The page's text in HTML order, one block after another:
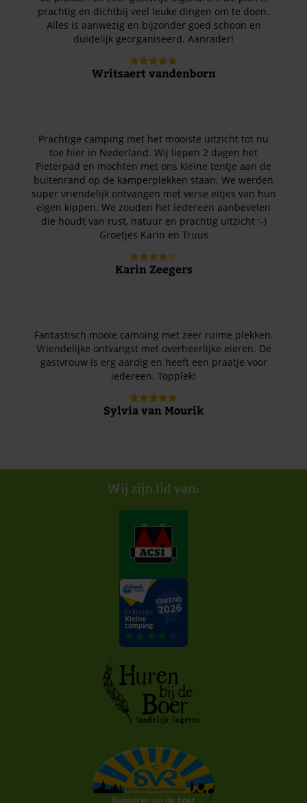
prachtig en dichtbij veel leuke dingen om te doen.
Alles is aanwezig en bijzonder goed schoon en
duidelijk georganiseerd. Aanrader!
Writsaert vandenborn
Prachtige camping met het mooiste uitzicht tot nu
toe hier in Nederland. Wij liepen 2 dagen het
Pieterpad en mochten met ons kleine tentje aan de
buitenrand op de kamperplekken staan. We werden
super vriendelijk ontvangen met verse eitjes van hun
eigen kippen. We zouden het iedereen aanbevelen
die houdt van rust, natuur en prachtig uitzicht :-)
Groetjes Karin en Truus
Karin Zeegers
Fantastisch mooie camoing met zeer ruime plekken.
Vriendelijke ontvangst met overheerlijke eieren. De
gastvrouw is erg aardig en heeft een praatje voor
iedereen. Topplek!
Sylvia van Mourik
Wij zijn lid van: